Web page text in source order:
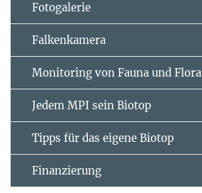
Fotogalerie
Falkenkamera
Monitoring von Fauna und Flora
Jedem MPI sein Biotop
Tipps für das eigene Biotop
Finanzierung